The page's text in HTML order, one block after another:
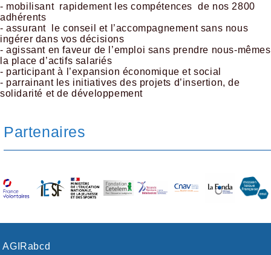
- mobilisant rapidement les compétences de nos 2800
adhérents
- assurant le conseil et l’accompagnement sans nous
ingérer dans vos décisions
- agissant en faveur de l’emploi sans prendre nous-mêmes
la place d’actifs salariés
- participant à l’expansion économique et social
- parrainant les initiatives des projets d’insertion, de
solidarité et de développement
Partenaires
AGIRabcd